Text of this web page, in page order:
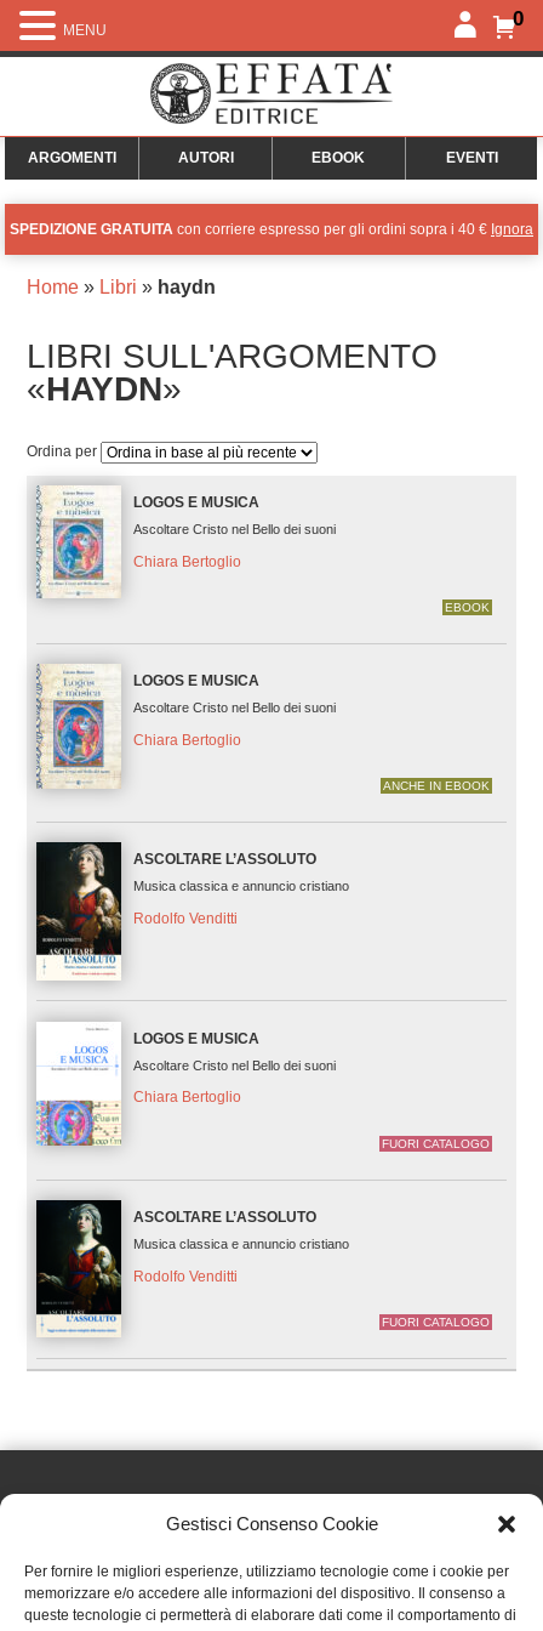
Gestisci Consenso Cookie
Per fornire le migliori esperienze, utilizziamo tecnologie come i cookie per
memorizzare e/o accedere alle informazioni del dispositivo. Il consenso a
queste tecnologie ci permetterà di elaborare dati come il comportamento di
0
ARGOMENTI AUTORI EBOOK EVENTI
SPEDIZIONE GRATUITA con corriere espresso per gli ordini sopra i 40 € Ignora
Home» Libri » haydn
LIBRI SULL'ARGOMENTO
«HAYDN»
Ordina per
LOGOS E MUSICA
Ascoltare Cristo nel Bello dei suoni
Chiara Bertoglio
EBOOK
LOGOS E MUSICA
Ascoltare Cristo nel Bello dei suoni
Chiara Bertoglio
ANCHE IN EBOOK
ASCOLTARE L’ASSOLUTO
Musica classica e annuncio cristiano
Rodolfo Venditti
LOGOS E MUSICA
Ascoltare Cristo nel Bello dei suoni
Chiara Bertoglio
FUORI CATALOGO
ASCOLTARE L’ASSOLUTO
Musica classica e annuncio cristiano
Rodolfo Venditti
FUORI CATALOGO
Effatà Editrice di Pellegrino Paolo SAS
C.F. e P.IVA 09655250018
Via Tre Denti, 1 - 10060 Cantalupa (TO)
MENU